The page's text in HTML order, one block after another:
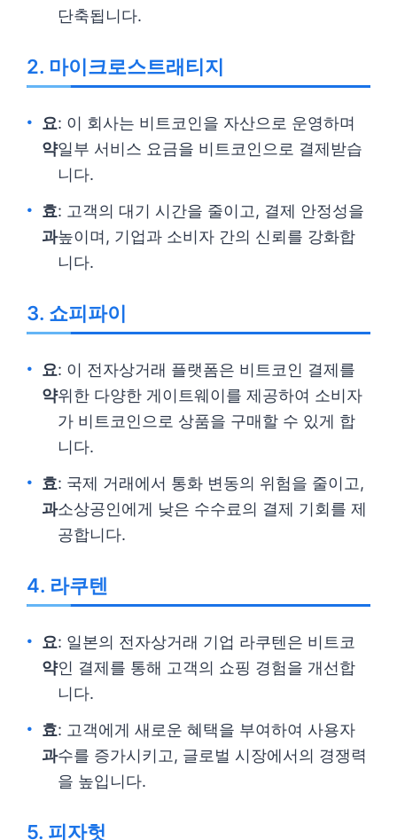
단축됩니다.
2. 마이크로스트래티지
요
약
: 이 회사는 비트코인을 자산으로 운영하며
일부 서비스 요금을 비트코인으로 결제받습
니다.
효
과
: 고객의 대기 시간을 줄이고, 결제 안정성을
높이며, 기업과 소비자 간의 신뢰를 강화합
니다.
3. 쇼피파이
요
약
: 이 전자상거래 플랫폼은 비트코인 결제를
위한 다양한 게이트웨이를 제공하여 소비자
가 비트코인으로 상품을 구매할 수 있게 합
니다.
효
과
: 국제 거래에서 통화 변동의 위험을 줄이고,
소상공인에게 낮은 수수료의 결제 기회를 제
공합니다.
4. 라쿠텐
요
약
: 일본의 전자상거래 기업 라쿠텐은 비트코
인 결제를 통해 고객의 쇼핑 경험을 개선합
니다.
효
과
: 고객에게 새로운 혜택을 부여하여 사용자
수를 증가시키고, 글로벌 시장에서의 경쟁력
을 높입니다.
5. 피자헛